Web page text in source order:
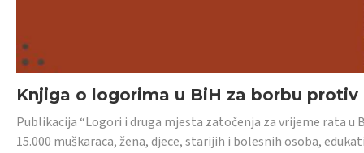
Knjiga o logorima u BiH za borbu
Publikacija “Logori i druga mjesta zatočenja za vrijeme rata u
15.000 muškaraca, žena, djece, starijih i bolesnih osoba,